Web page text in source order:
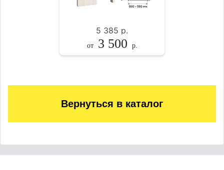
5 385 р.
от 3 500 р.
Вернуться в каталог